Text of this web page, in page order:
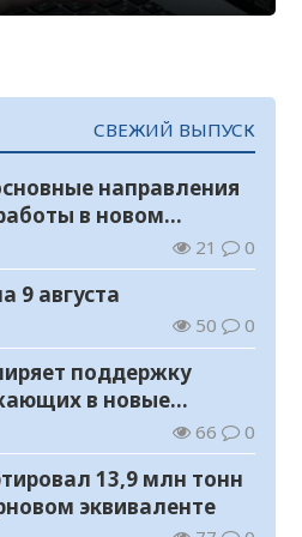
СВЕЖИЙ ВЫПУСК
направления
в новом
21 0
9 августа
50 0
поддержку
в новые
66 0
13,9 млн тонн
эквиваленте